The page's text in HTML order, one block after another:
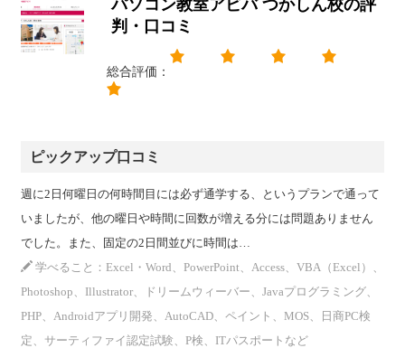
パソコン教室アビバ つかしん校の評
判・口コミ
総合評価：
ピックアップ口コミ
週に2日何曜日の何時間目には必ず通学する、というプランで通って
いましたが、他の曜日や時間に回数が増える分には問題ありません
でした。また、固定の2日間並びに時間は…
学べること：Excel・Word、PowerPoint、Access、VBA（Excel）、
Photoshop、Illustrator、ドリームウィーバー、Javaプログラミング、
PHP、Androidアプリ開発、AutoCAD、ペイント、MOS、日商PC検
定、サーティファイ認定試験、P検、ITパスポートなど